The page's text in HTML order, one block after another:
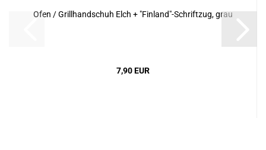
Ofen / Grill­hand­schuh Elch + "Fin­land"-​Schrift­zug, grau
7,90 EUR